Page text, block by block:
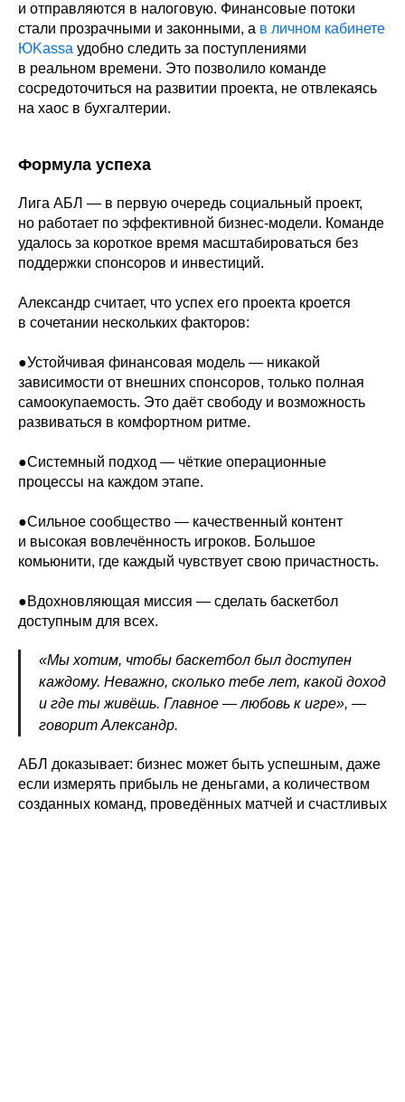
и отправляются в налоговую. Финансовые потоки
стали прозрачными и законными, а в личном кабинете
ЮKassa удобно следить за поступлениями
в реальном времени. Это позволило команде
сосредоточиться на развитии проекта, не отвлекаясь
на хаос в бухгалтерии.
Формула успеха
Лига АБЛ — в первую очередь социальный проект,
но работает по эффективной бизнес-модели. Команде
удалось за короткое время масштабироваться без
поддержки спонсоров и инвестиций.
Александр считает, что успех его проекта кроется
в сочетании нескольких факторов:
●Устойчивая финансовая модель — никакой
зависимости от внешних спонсоров, только полная
самоокупаемость. Это даёт свободу и возможность
развиваться в комфортном ритме.
●Системный подход — чёткие операционные
процессы на каждом этапе.
●Сильное сообщество — качественный контент
и высокая вовлечённость игроков. Большое
комьюнити, где каждый чувствует свою причастность.
●Вдохновляющая миссия — сделать баскетбол
доступным для всех.
«Мы хотим, чтобы баскетбол был доступен
каждому. Неважно, сколько тебе лет, какой доход
и где ты живёшь. Главное — любовь к игре», —
говорит Александр.
АБЛ доказывает: бизнес может быть успешным, даже
если измерять прибыль не деньгами, а количеством
созданных команд, проведённых матчей и счастливых